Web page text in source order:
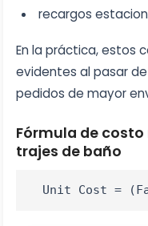
recargos
En la práctica, estos
evidentes al pasar
pedidos de mayor
Fórmula de
trajes de baño
Unit Cost =